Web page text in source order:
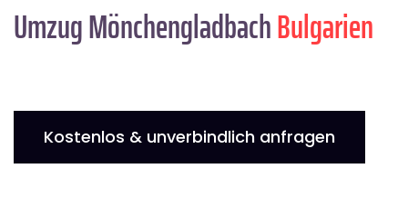
Umzug MönchengladbachBulgarien
Kostenlos & unverbindlich anfragen